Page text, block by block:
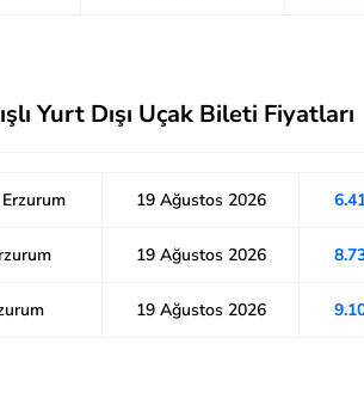
Yurt Dışı Uçak Bileti Fiyatları
19 Ağustos 2026
19 Ağustos 2026
19 Ağustos 2026